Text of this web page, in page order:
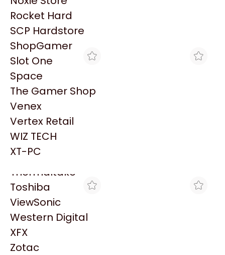
Palit
Philips
PowerColor
Razer
Redragon
Samsung
Sandisk
Sapphire
Seagate
Sentey
Solarmax
Thermaltake
Toshiba
ViewSonic
Western Digital
XFX
Zotac
Rocket Hard
SCP Hardstore
ShopGamer
Slot One
Space
The Gamer Shop
Venex
Vertex Retail
WIZ TECH
XT-PC
Similares
Explorá más productos similares
MAXIMUS
MEMORIA RAM KINGSTON
5200 MHZ DDR5
$878.670